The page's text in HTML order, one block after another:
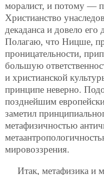
моралист, и потому —
Христианство
декаданса и довело его
Полагаю, что Ницше,
проницательности,
большую
и христианской
принципе неверно.
позднейшим
заметил
метафизичностью
мировоззрения.
Итак, метафизика и